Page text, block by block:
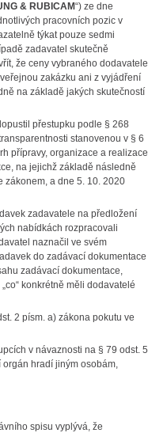
& RUBICAM“) ze dne
pracovních pozic v
týkat pouze sedmi
zadavatel skutečně
že ceny vybraného dodavatele
zakázku ani z vyjádření
na základě jakých skutečností
přestupku podle § 268
stanovenou v § 6
přípravy, organizace a realizace
na jejichž základě následně
zákonem, a dne 5. 10. 2020
zadavatele na předložení
nabídkách rozpracovali
naznačil ve svém
do zadávací dokumentace
zadávací dokumentace,
konkrétně měli dodavatelé
2 písm. a) zákona pokutu ve
v návaznosti na § 79 odst. 5
hradí jiným osobám,
spisu vyplývá, že